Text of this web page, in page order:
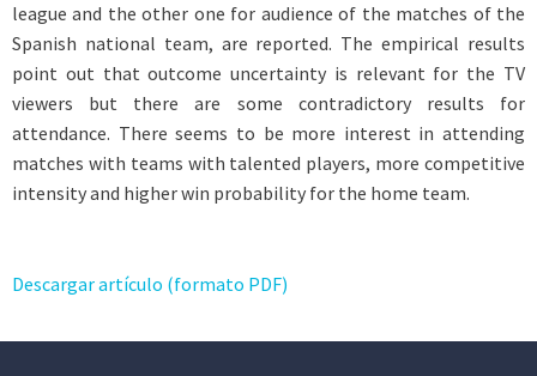
league and the other one for audience of the matches of the
Spanish national team, are reported. The empirical results
point out that outcome uncertainty is relevant for the TV
viewers but there are some contradictory results for
attendance. There seems to be more interest in attending
matches with teams with talented players, more competitive
intensity and higher win probability for the home team.
Descargar artículo (formato PDF)